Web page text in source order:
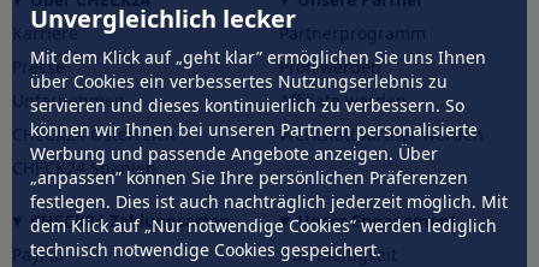
Unvergleichlich lecker
Mit dem Klick auf „geht klar” ermöglichen Sie uns Ihnen
über Cookies ein verbessertes Nutzungserlebnis zu
servieren und dieses kontinuierlich zu verbessern. So
können wir Ihnen bei unseren Partnern personalisierte
Werbung und passende Angebote anzeigen. Über
„anpassen” können Sie Ihre persönlichen Präferenzen
festlegen. Dies ist auch nachträglich jederzeit möglich. Mit
dem Klick auf „Nur notwendige Cookies” werden lediglich
technisch notwendige Cookies gespeichert.
Karriere
Presse
Unternehmen
CHECK24 Österreich
CHECK24 Spanien
Partnerprogramm
Profi werden
Affiliate werden
Werkstattpartner werden
CHECK24 Zahlungsarten
PayPal
Unser Engagement
Nachhaltigkeit